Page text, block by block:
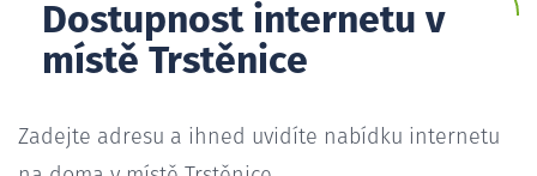
Dostupnost internetu v
místě Trstěnice
Zadejte adresu a ihned uvidíte nabídku internetu